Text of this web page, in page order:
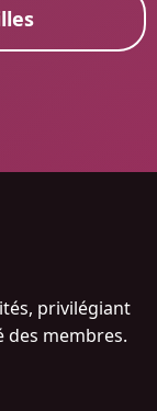
privilégiant
des membres.